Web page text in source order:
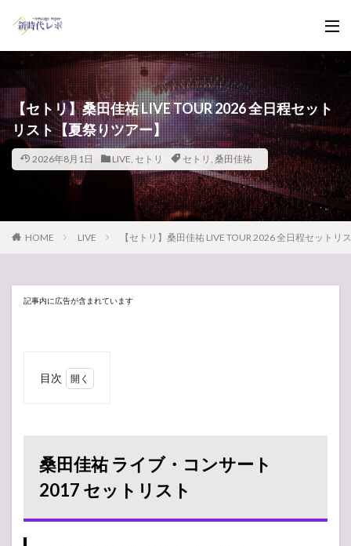
【セトリ】桑田佳祐 LIVE TOUR 2026 全日程セット
リスト【夏祭りツアー】
2026年8月1日 LIVE, セトリ セトリ , 桑田佳祐
HOME LIVE 【セトリ】桑田佳祐 LIVE TOUR 2026 全日程セット
記事内に広告が含まれています
目次
ブ・
コン
サー
ト
桑田佳祐 ライブ・コンサート
2017 セットリスト